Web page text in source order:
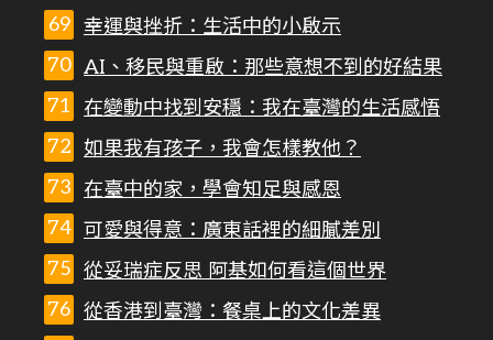
幸運與挫折：生活中的小啟示
AI、移民與重啟：那些意想不到的好結果
在變動中找到安穩：我在臺灣的生活感悟
如果我有孩子，我會怎樣教他？
在臺中的家，學會知足與感恩
可愛與得意：廣東話裡的細膩差別
從妥瑞症反思 阿基如何看這個世界
從香港到臺灣：餐桌上的文化差異